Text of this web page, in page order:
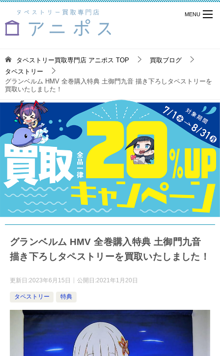
タペストリー買取専門店 アニポス TOP
買取ブログ
タペストリー
グランベルム HMV 全巻購入特典 土御門九音 描き下ろしタペストリーを
買取いたしました！
グランベルム HMV 全巻購入特典 土御門九音
描き下ろしタペストリーを買取いたしました！
更新日:2023年6月15日 公開日:2021年1月20日
タペストリー 特典